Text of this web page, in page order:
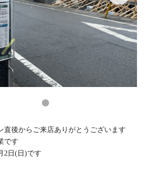
直後からご来店ありがとうございます
です
2日(日)です